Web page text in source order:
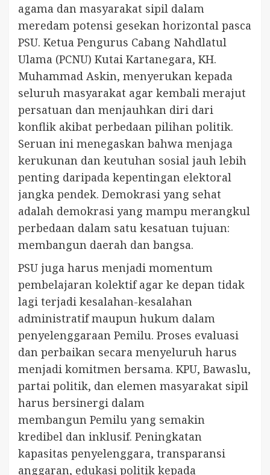
agama dan masyarakat sipil dalam
meredam potensi gesekan horizontal pasca
PSU. Ketua Pengurus Cabang Nahdlatul
Ulama (PCNU) Kutai Kartanegara, KH.
Muhammad Askin, menyerukan kepada
seluruh masyarakat agar kembali merajut
persatuan dan menjauhkan diri dari
konflik akibat perbedaan pilihan politik.
Seruan ini menegaskan bahwa menjaga
kerukunan dan keutuhan sosial jauh lebih
penting daripada kepentingan elektoral
jangka pendek. Demokrasi yang sehat
adalah demokrasi yang mampu merangkul
perbedaan dalam satu kesatuan tujuan:
membangun daerah dan bangsa.
PSU juga harus menjadi momentum
pembelajaran kolektif agar ke depan tidak
lagi terjadi kesalahan-kesalahan
administratif maupun hukum dalam
penyelenggaraan Pemilu. Proses evaluasi
dan perbaikan secara menyeluruh harus
menjadi komitmen bersama. KPU, Bawaslu,
partai politik, dan elemen masyarakat sipil
harus bersinergi dalam
membangun Pemilu yang semakin
kredibel dan inklusif. Peningkatan
kapasitas penyelenggara, transparansi
anggaran, edukasi politik kepada